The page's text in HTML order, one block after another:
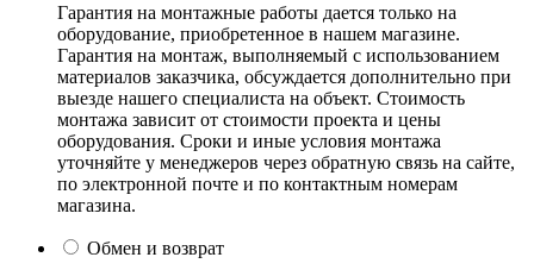
Гарантия на монтажные работы дается только на
оборудование, приобретенное в нашем магазине.
Гарантия на монтаж, выполняемый с использованием
материалов заказчика, обсуждается дополнительно при
выезде нашего специалиста на объект. Стоимость
монтажа зависит от стоимости проекта и цены
оборудования. Сроки и иные условия монтажа
уточняйте у менеджеров через обратную связь на сайте,
по электронной почте и по контактным номерам
магазина.
Обмен и возврат